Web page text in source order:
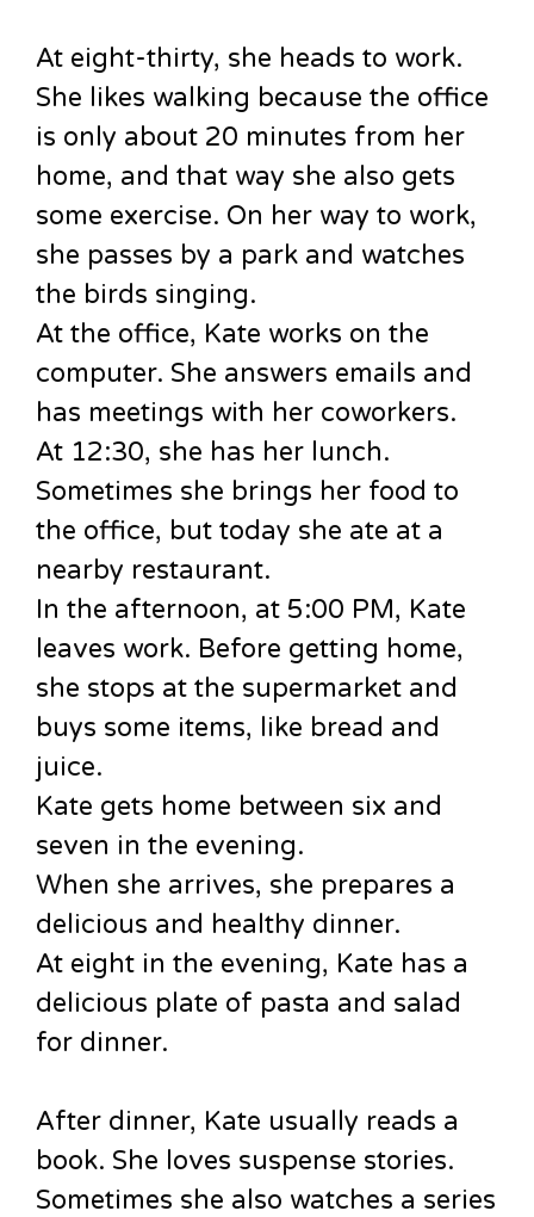
At eight-thirty, she heads to work.
She likes walking because the office
is only about 20 minutes from her
home, and that way she also gets
some exercise. On her way to work,
she passes by a park and watches
the birds singing.
At the office, Kate works on the
computer. She answers emails and
has meetings with her coworkers.
At 12:30, she has her lunch.
Sometimes she brings her food to
the office, but today she ate at a
nearby restaurant.
In the afternoon, at 5:00 PM, Kate
leaves work. Before getting home,
she stops at the supermarket and
buys some items, like bread and
juice.
Kate gets home between six and
seven in the evening.
When she arrives, she prepares a
delicious and healthy dinner.
At eight in the evening, Kate has a
delicious plate of pasta and salad
for dinner.
After dinner, Kate usually reads a
book. She loves suspense stories.
Sometimes she also watches a series